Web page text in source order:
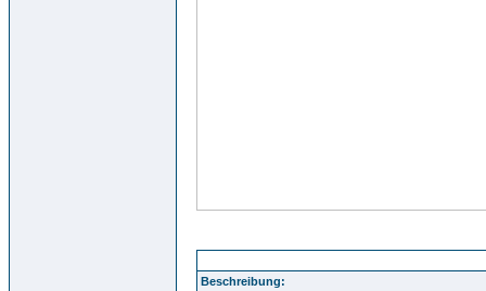
Beschreibung: